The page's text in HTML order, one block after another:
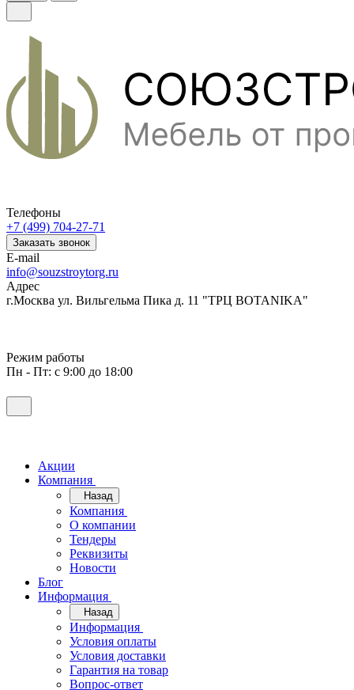
Телефоны
+7 (499) 704-27-71
Заказать звонок
E-mail
info@souzstroytorg.ru
Адрес
г.Москва ул. Вильгельма Пика д. 11 "ТРЦ BOTANIKA"
Режим работы
Пн - Пт: с 9:00 до 18:00
Акции
Компания
Назад
Компания
О компании
Тендеры
Реквизиты
Новости
Блог
Информация
Назад
Информация
Условия оплаты
Условия доставки
Гарантия на товар
Вопрос-ответ